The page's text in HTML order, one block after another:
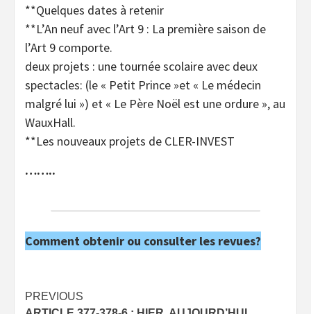
**Quelques dates à retenir
**L’An neuf avec l’Art 9 : La première saison de
l’Art 9 comporte.
deux projets : une tournée scolaire avec deux
spectacles: (le « Petit Prince »et « Le médecin
malgré lui ») et « Le Père Noël est une ordure », au
WauxHall.
**Les nouveaux projets de CLER-INVEST
……..
Comment obtenir ou consulter les revues?
Post
PREVIOUS